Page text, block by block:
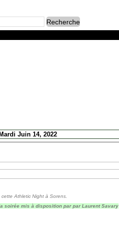
Mardi Juin 14, 2022
Athletic Night à Sorens.
soirée mis à disposition par par Laurent Savary